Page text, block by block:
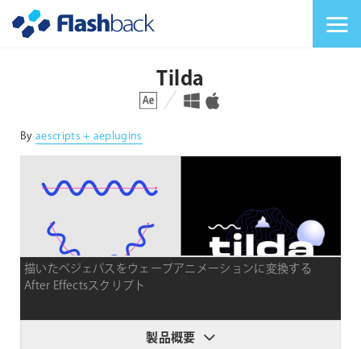
Tilda
対応プラットフォーム 対応OS
By aescripts + aeplugins
描いたベジェパスをウェーブアニメーションに変換する
After Effectsスクリプト
製品概要